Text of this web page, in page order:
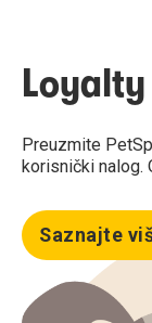
Preuzmite
korisnički nalog.
Saznajte